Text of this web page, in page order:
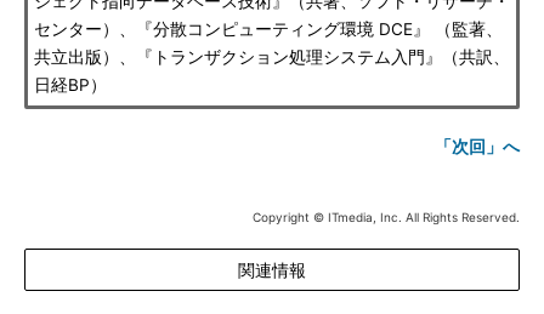
センター）、『分散コンピューティング環境 DCE』 （監著、
共立出版）、『トランザクション処理システム入門』（共訳、
日経BP）
「次回」へ
Copyright © ITmedia, Inc. All Rights Reserved.
関連情報